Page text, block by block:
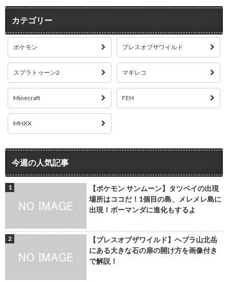
カテゴリー
ポケモン ブレスオブザワイルド
スプラトゥーン2 マギレコ
Minecraft FEH
MHXX
今週の人気記事
【ポケモン サンムーン】タツベイの出現
場所はココだ！1個目の島、メレメレ島に
出現！ボーマンダに進化もするよ
【ブレスオブザワイルド】ヘブラ山北岳
にある大きな石の扉の開け方を画像付き
で解説！